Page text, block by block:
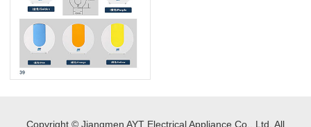
Copyright © Jiangmen AYT Electrical Appliance Co., Ltd. All